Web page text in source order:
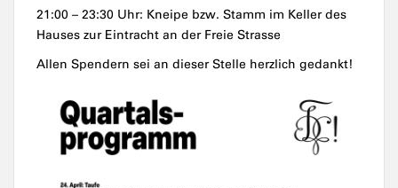
21:00 – 23:30 Uhr: Kneipe bzw. Stamm im Keller des
Hauses zur Eintracht an der Freie Strasse
Allen Spendern sei an dieser Stelle herzlich gedankt!